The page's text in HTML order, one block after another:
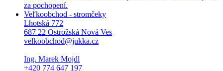
za pochopení.
Veľkoobchod - stromčeky
Lhotská 772
687 22 Ostrožská Nová Ves
velkoobchod@jukka.cz
Ing. Marek Mojdl
+420 774 647 197